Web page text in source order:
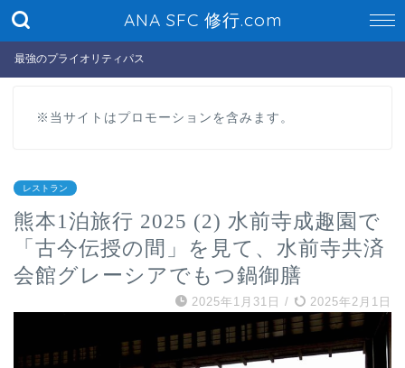
ANA SFC 修行.com
最強のプライオリティパス
※当サイトはプロモーションを含みます。
レストラン
熊本1泊旅行 2025 (2) 水前寺成趣園で
「古今伝授の間」を見て、水前寺共済
会館グレーシアでもつ鍋御膳
2025年1月31日 / 2025年2月1日